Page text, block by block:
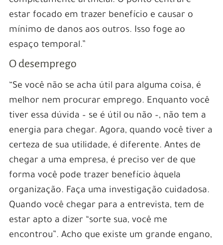
estar focado em trazer benefício e causar o
mínimo de danos aos outros. Isso foge ao
espaço temporal.”
O desemprego
“Se você não se acha útil para alguma coisa, é
melhor nem procurar emprego. Enquanto você
tiver essa dúvida – se é útil ou não –, não tem a
energia para chegar. Agora, quando você tiver a
certeza de sua utilidade, é diferente. Antes de
chegar a uma empresa, é preciso ver de que
forma você pode trazer benefício àquela
organização. Faça uma investigação cuidadosa.
Quando você chegar para a entrevista, tem de
estar apto a dizer “sorte sua, você me
encontrou”. Acho que existe um grande engano,